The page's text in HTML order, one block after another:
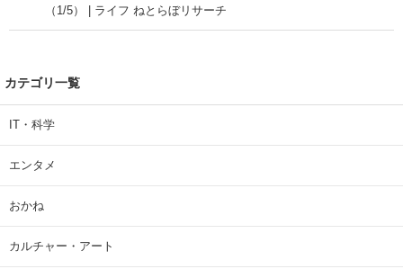
（1/5） | ライフ ねとらぼリサーチ
カテゴリ一覧
IT・科学
エンタメ
おかね
カルチャー・アート